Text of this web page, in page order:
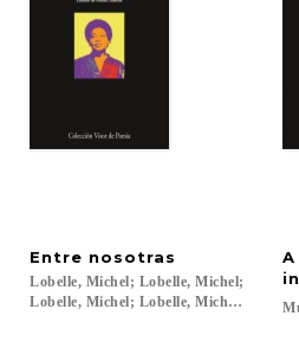
Entre nosotras
Lobelle, Michel; Lobelle, Michel;
Lobelle, Michel; Lobelle, Michel; Lorde,